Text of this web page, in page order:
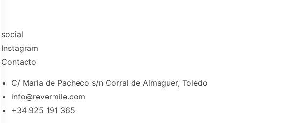
social
Instagram
Contacto
C/ Maria de Pacheco s/n Corral de Almaguer, Toledo
info@revermile.com
+34 925 191 365